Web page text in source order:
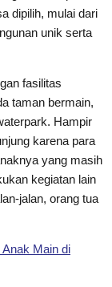
dipilih, mulai dari
unik serta
fasilitas
taman bermain,
Hampir
karena para
yang masih
kegiatan lain
jalan, orang tua
Main di